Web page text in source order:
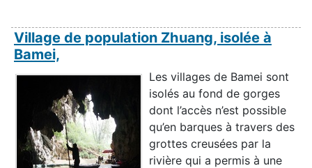
Village de population Zhuang, isolée à
Bamei,
Les villages de Bamei sont
isolés au fond de gorges
dont l’accès n’est possible
qu’en barques à travers des
grottes creusées par la
rivière qui a permis à une